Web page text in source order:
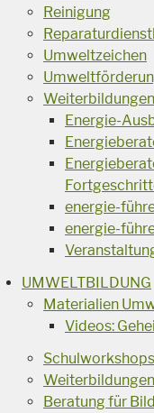
Reinigung
Umweltzeichen
Weiterbildungen
Energie-
energie-
energie-
UMWELTBILDUNG
Materialien
Videos:
Schulworkshops
Beratung für